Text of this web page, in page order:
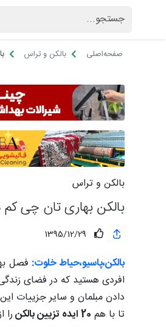
صفحه‌اصلی بالکن و تراس
بالکن و تراس
بالکن بهاری تان چی کم دارد، 20
1395/12/29
بالکن،پاسیو،حیاط خلوت: فصل
افردی هستید که در فضای
دادن مبلمان و سایر جزییات
تا با هم 20 ایده تزیین بالکن را